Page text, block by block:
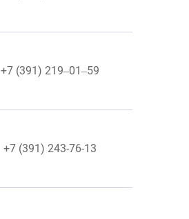
+7 (391) 219‒01‒59
+7 (391) 243-76-13